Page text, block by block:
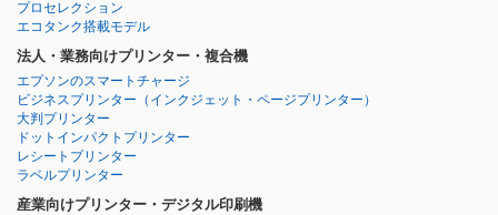
プロセレクション
エコタンク搭載モデル
法人・業務向けプリンター・複合機
エプソンのスマートチャージ
ビジネスプリンター （インクジェット・ページプリンター）
大判プリンター
ドットインパクトプリンター
レシートプリンター
ラベルプリンター
産業向けプリンター・デジタル印刷機